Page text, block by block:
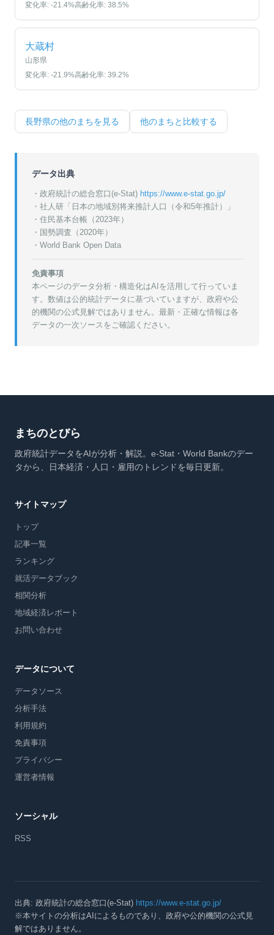
変化率: -21.4%高齢化率: 38.5%
大蔵村
山形県
変化率: -21.9%高齢化率: 39.2%
長野県の他のまちを見る 他のまちと比較する
データ出典
・政府統計の総合窓口(e-Stat) https://www.e-stat.go.jp/
・ 社人研「日本の地域別将来推計人口（令和5年推計）」
・ 住民基本台帳（2023年）
・ 国勢調査（2020年）
・World Bank Open Data
免責事項
本ページのデータ分析・構造化はAIを活用して行っていま
す。数値は公的統計データに基づいていますが、政府や公
的機関の公式見解ではありません。最新・正確な情報は各
データの一次ソースをご確認ください。
まちのとびら
政府統計データをAIが分析・解説。e-Stat・World Bankのデー
タから、日本経済・人口・雇用のトレンドを毎日更新。
サイトマップ
トップ
記事一覧
ランキング
就活データブック
相関分析
地域経済レポート
お問い合わせ
データについて
データソース
分析手法
利用規約
免責事項
プライバシー
運営者情報
ソーシャル
RSS
出典: 政府統計の総合窓口(e-Stat) https://www.e-stat.go.jp/
※本サイトの分析はAIによるものであり、政府や公的機関の公式見
解ではありません。